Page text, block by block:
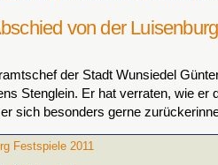
von der
der Stadt Wunsiedel
Stenglein. Er hat verraten, wie er
sich besonders gerne
Festspiele 2011